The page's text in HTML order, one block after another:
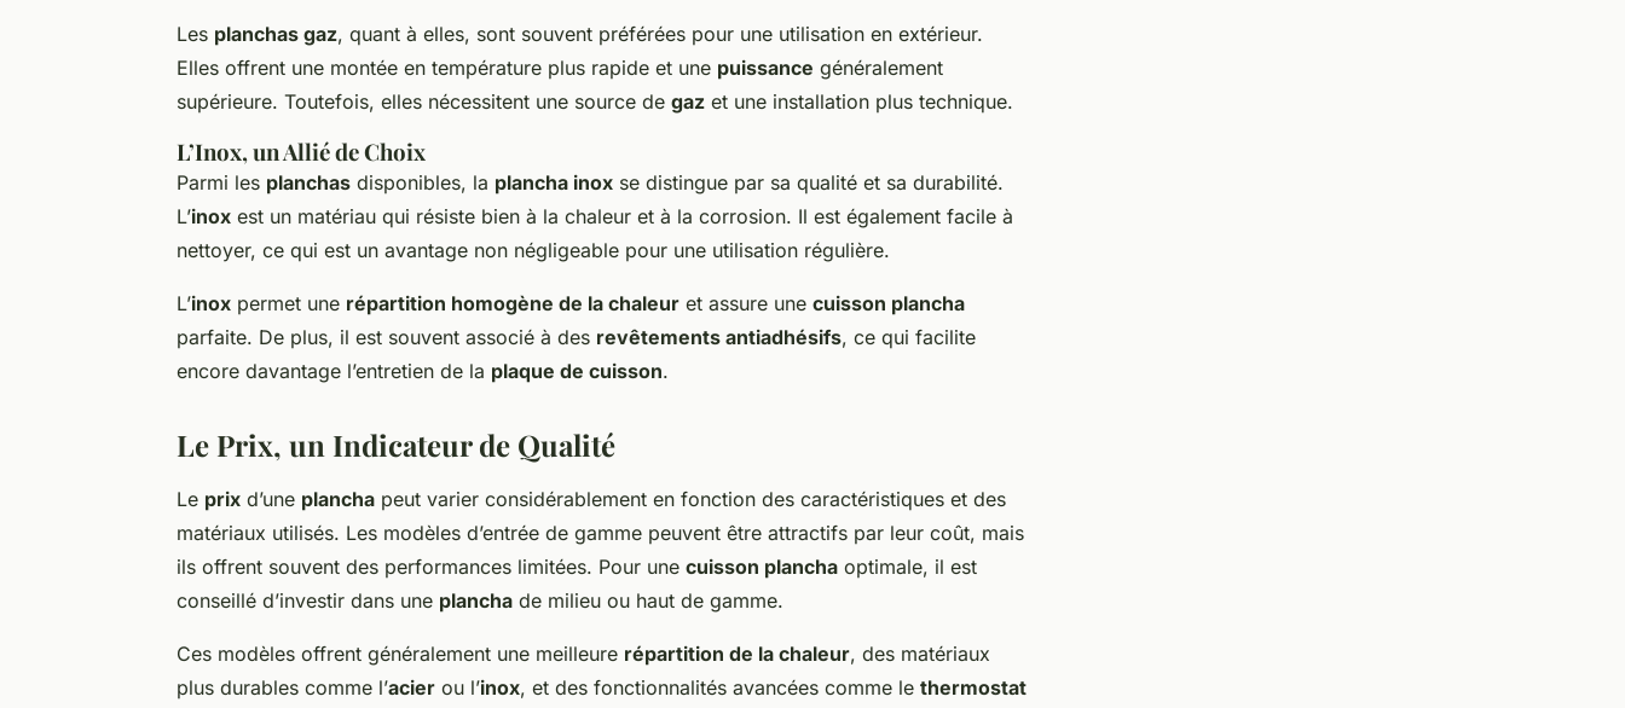
Les planchas gaz, quant à elles, sont souvent préférées pour une utilisation en extérieur.
Elles offrent une montée en température plus rapide et une puissance généralement
supérieure. Toutefois, elles nécessitent une source de gaz et une installation plus technique.
L’Inox, un Allié de Choix
Parmi les planchas disponibles, la plancha inox se distingue par sa qualité et sa durabilité.
L’inox est un matériau qui résiste bien à la chaleur et à la corrosion. Il est également facile à
nettoyer, ce qui est un avantage non négligeable pour une utilisation régulière.
L’inox permet une répartition homogène de la chaleur et assure une cuisson plancha
parfaite. De plus, il est souvent associé à des revêtements antiadhésifs, ce qui facilite
encore davantage l’entretien de la plaque de cuisson.
Le Prix, un Indicateur de Qualité
Le prix d’une plancha peut varier considérablement en fonction des caractéristiques et des
matériaux utilisés. Les modèles d’entrée de gamme peuvent être attractifs par leur coût, mais
ils offrent souvent des performances limitées. Pour une cuisson plancha optimale, il est
conseillé d’investir dans une plancha de milieu ou haut de gamme.
Ces modèles offrent généralement une meilleure répartition de la chaleur, des matériaux
plus durables comme l’acier ou l’inox, et des fonctionnalités avancées comme le thermostat